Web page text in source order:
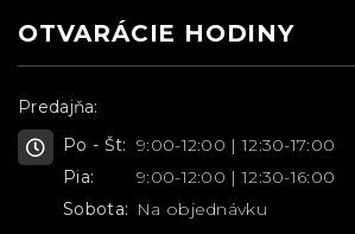
OTVARÁCIE HODINY
Predajňa:
Po - Št: 9:00-12:00 | 12:30-17:00
Pia:
9:00-12:00 | 12:30-16:00
Sobota: Na objednávku